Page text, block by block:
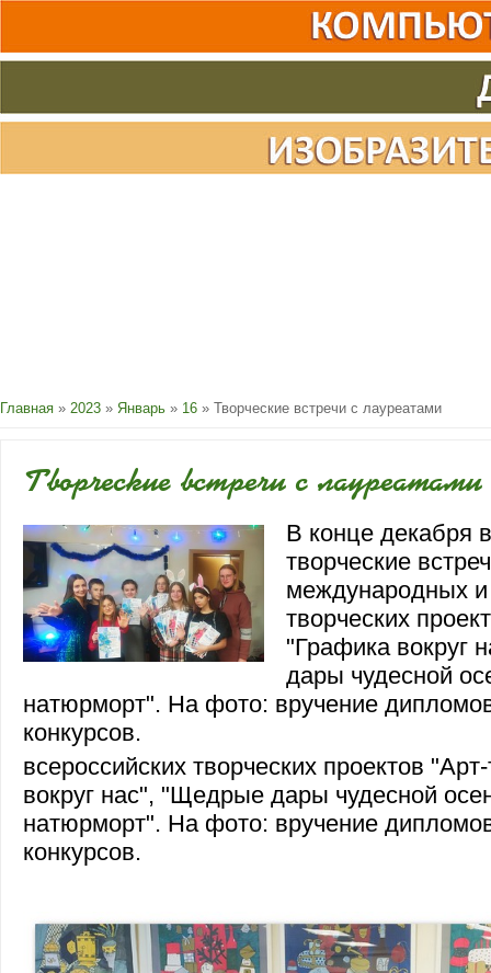
Главная » 2023 » Январь » 16 » Творческие встречи с лауреатами
Творческие встречи с лауреатами
В конце декабря
творческие
международных и
творческих
"Графика вокруг
дары чудесной
натюрморт". На фото: вручение
конкурсов.
всероссийских творческих проектов
вокруг нас", "Щедрые дары чудесной
натюрморт". На фото: вручение
конкурсов.